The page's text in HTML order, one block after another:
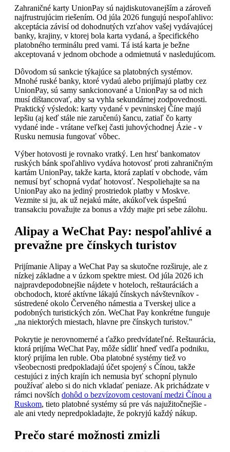
Zahraničné karty UnionPay sú najdiskutovanejším a zároveň
najfrustrujúcim riešením. Od júla 2026 fungujú nespoľahlivo:
akceptácia závisí od dohodnutých vzťahov vašej vydávajúcej
banky, krajiny, v ktorej bola karta vydaná, a špecifického
platobného terminálu pred vami. Tá istá karta je bežne
akceptovaná v jednom obchode a odmietnutá v nasledujúcom.
Dôvodom sú sankcie týkajúce sa platobných systémov.
Mnohé ruské banky, ktoré vydaú alebo prijímajú platby cez
UnionPay, sú samy sankcionované a UnionPay sa od nich
musí dištancovať, aby sa vyhla sekundárnej zodpovednosti.
Praktický výsledok: karty vydané v pevninskej Číne majú
lepšiu (aj keď stále nie zaručenú) šancu, zatiaľ čo karty
vydané inde - vrátane veľkej časti juhovýchodnej Ázie - v
Rusku nemusia fungovať vôbec.
Výber hotovosti je rovnako vratký. Len hrsť bankomatov
ruských bánk spoľahlivo vydáva hotovosť proti zahraničným
kartám UnionPay, takže karta, ktorá zaplatí v obchode, vám
nemusí byť schopná vydať hotovosť. Nespoliehajte sa na
UnionPay ako na jediný prostriedok platby v Moskve.
Vezmite si ju, ak už nejakú máte, akúkoľvek úspešnú
transakciu považujte za bonus a vždy majte pri sebe zálohu.
Alipay a WeChat Pay: nespoľahlivé a
prevažne pre čínskych turistov
Prijímanie Alipay a WeChat Pay sa skutočne rozširuje, ale z
nízkej základne a v úzkom spektre miest. Od júla 2026 ich
najpravdepodobnejšie nájdete v hoteloch, reštauráciách a
obchodoch, ktoré aktívne lákajú čínskych návštevníkov -
sústredené okolo Červeného námestia a Tverskej ulice a
podobných turistických zón. WeChat Pay konkrétne funguje
„na niektorých miestach, hlavne pre čínskych turistov."
Pokrytie je nerovnomerné a ťažko predvídateľné. Reštaurácia,
ktorá prijíma WeChat Pay, môže sídliť hneď vedľa podniku,
ktorý prijíma len ruble. Oba platobné systémy tiež vo
všeobecnosti predpokladajú účet spojený s Čínou, takže
cestujúci z iných krajín ich nemusia byť schopní plynulo
používať alebo si do nich vkladať peniaze. Ak prichádzate v
rámci novších dohôd o bezvízovom cestovaní medzi Čínou a
Ruskom, tieto platobné systémy sú pre vás najužitočnejšie -
ale ani vtedy nepredpokladajte, že pokryjú každý nákup.
Prečo staré možnosti zmizli